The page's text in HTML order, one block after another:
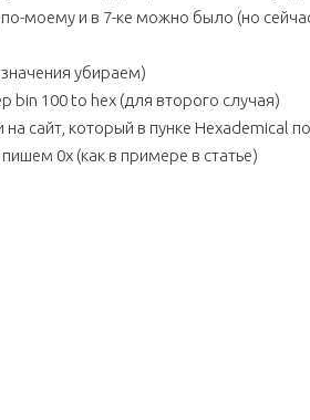
моему и в 7-ке можно было (но
убираем)
bin 100 to hex (для второго случая)
сайт, который в пунке Hexademical
0x (как в примере в статье)